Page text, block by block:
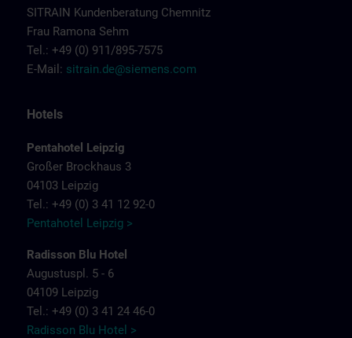
SITRAIN Kundenberatung Chemnitz
Frau Ramona Sehm
Tel.: +49 (0) 911/895-7575
E-Mail: sitrain.de@siemens.com
Hotels
Pentahotel Leipzig
Großer Brockhaus 3
04103 Leipzig
Tel.: +49 (0) 3 41 12 92-0
Pentahotel Leipzig >
Radisson Blu Hotel
Augustuspl. 5 - 6
04109 Leipzig
Tel.: +49 (0) 3 41 24 46-0
Radisson Blu Hotel >